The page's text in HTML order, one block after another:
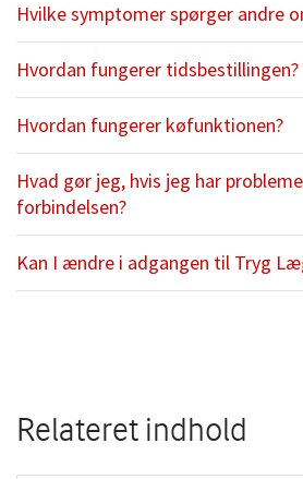
Hvilke symptomer spørger andre
Hvordan fungerer tidsbestillingen?​
Hvordan fungerer køfunktionen?​
Hvad gør jeg, hvis jeg har
forbindelsen?​
Kan I ændre i adgangen til Tryg
Relateret indhold